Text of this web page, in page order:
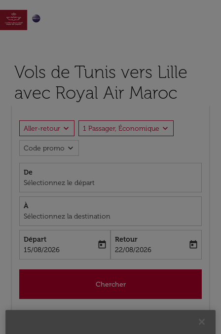

Vols de Tunis vers Lille
avec Royal Air Maroc
Aller-retour expand_more 1 Passager, Économique expand_more
Code promo expand_more
De
Sélectionnez le départ
À
Sélectionnez la destination
Départ
fc-booking-departure-date-aria-label
15/08/2026
today
Retour
fc-booking-return-date-aria-label
22/08/2026
today
Chercher